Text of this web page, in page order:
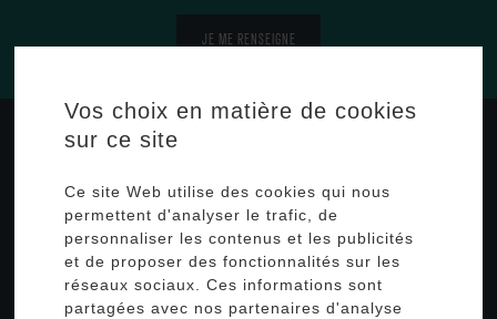
JE ME RENSEIGNE
Profialis
298 Grande Voie
25340 Clerval, FRANCE
identifiant collecteur :FR304511_04DIZG
+33 (0)3 81 99 18 18
Vos choix en matière de cookies
sur ce site
Ce site Web utilise des cookies qui nous
permettent d'analyser le trafic, de
personnaliser les contenus et les publicités
et de proposer des fonctionnalités sur les
réseaux sociaux. Ces informations sont
partagées avec nos partenaires d'analyse